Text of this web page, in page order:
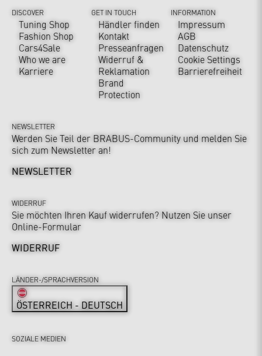
DISCOVER
Tuning Shop
Fashion Shop
Cars4Sale
Who we are
Karriere
GET IN TOUCH
Händler finden
Kontakt
Presseanfragen
Widerruf &
Reklamation
Brand
Protection
INFORMATION
Impressum
AGB
Datenschutz
Cookie Settings
Barrierefreiheit
NEWSLETTER
Werden Sie Teil der BRABUS-Community und melden Sie
sich zum Newsletter an!
NEWSLETTER
WIDERRUF
Sie möchten Ihren Kauf widerrufen? Nutzen Sie unser
Online-Formular
WIDERRUF
SOZIALE MEDIEN
LÄNDER-/SPRACHVERSION
ÖSTERREICH - DEUTSCH